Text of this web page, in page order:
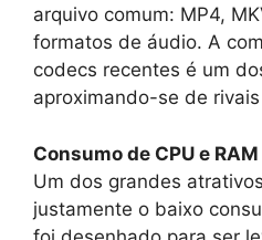
arquivo comum: MP4,
formatos de áudio. A
codecs recentes é um
aproximando-se de
Consumo de CPU e
Um dos grandes
justamente o baixo